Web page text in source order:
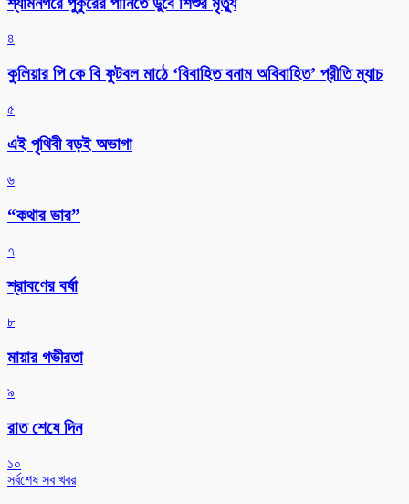
৪
কুলিয়ার পি কে বি ফুটবল মাঠে ‘বিবাহিত বনাম অবিবাহিত’ প্রীতি ম্যাচ
৫
এই পৃথিবী বড়ই অভাগা
৬
“কথার ভার”
৭
শ্রাবণের বর্ষা
৮
মায়ার গভীরতা
৯
রাত শেষে দিন
১০
সর্বশেষ সব খবর